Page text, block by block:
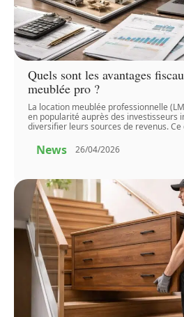
Quels sont les avantages
meublée pro ?
La location meublée professionnelle
en popularité auprès des investisseurs
diversifier leurs sources de revenus.
News 26/04/2026